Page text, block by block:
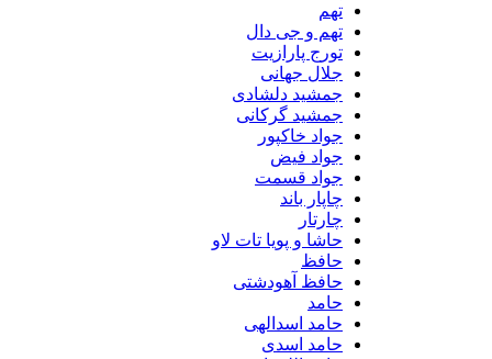
تهم و جی دال
تورج پارازیت
جلال جهانی
جمشید دلشادی
جمشید گرکانی
جواد خاکپور
جواد فیض
جواد قسمت
چاپار باند
چارتار
حاشا و پویا تات لاو
حافظ
حافظ آهودشتی
حامد
حامد اسدالهی
حامد اسدی